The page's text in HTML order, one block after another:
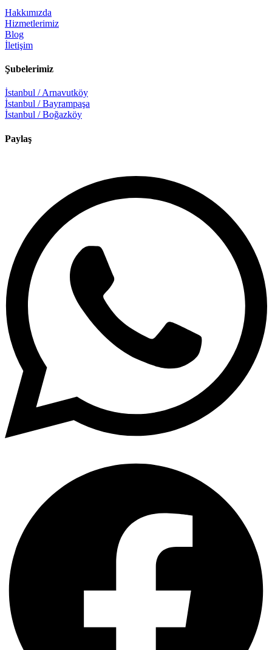
Hakkımızda
Hizmetlerimiz
Blog
İletişim
Şubelerimiz
İstanbul / Arnavutköy
İstanbul / Bayrampaşa
İstanbul / Boğazköy
Paylaş